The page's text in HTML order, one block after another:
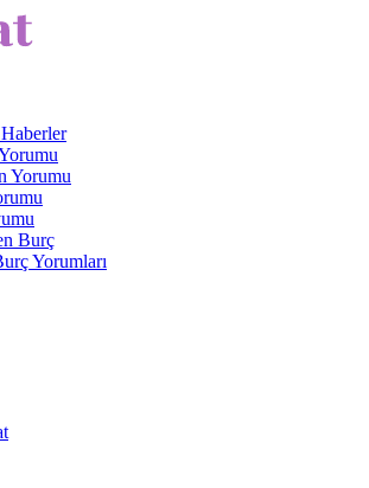
Yorumu
Burç
Yorumları